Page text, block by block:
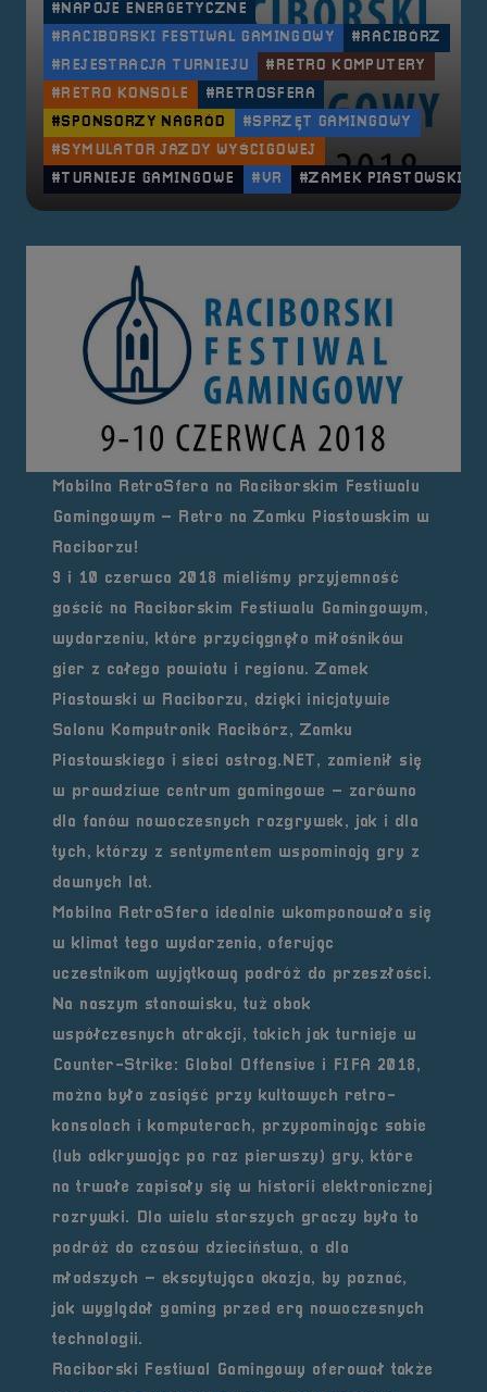
#NAPOJE ENERGETYCZNE
#RACIBORSKI FESTIWAL GAMINGOWY
#RACIBÓRZ
#REJESTRACJA TURNIEJU
#RETRO KOMPUTERY
#RETRO KONSOLE
#RETROSFERA
#SPONSORZY NAGRÓD
#SPRZĘT GAMINGOWY
#SYMULATOR JAZDY WYŚCIGOWEJ
#TURNIEJE GAMINGOWE
#VR #ZAMEK PIASTOWSKI
Mobilna RetroSfera na Raciborskim Festiwalu
Gamingowym – Retro na Zamku Piastowskim w
Raciborzu!
9 i 10 czerwca 2018 mieliśmy przyjemność
gościć na Raciborskim Festiwalu Gamingowym,
wydarzeniu, które przyciągnęło miłośników
gier z całego powiatu i regionu. Zamek
Piastowski w Raciborzu, dzięki inicjatywie
Salonu Komputronik Racibórz, Zamku
Piastowskiego i sieci ostrog.NET, zamienił się
w prawdziwe centrum gamingowe – zarówno
dla fanów nowoczesnych rozgrywek, jak i dla
tych, którzy z sentymentem wspominają gry z
dawnych lat.
Mobilna RetroSfera idealnie wkomponowała się
w klimat tego wydarzenia, oferując
uczestnikom wyjątkową podróż do przeszłości.
Na naszym stanowisku, tuż obok
współczesnych atrakcji, takich jak turnieje w
Counter-Strike: Global Offensive i FIFA 2018,
można było zasiąść przy kultowych retro-
konsolach i komputerach, przypominając sobie
(lub odkrywając po raz pierwszy) gry, które
na trwałe zapisały się w historii elektronicznej
rozrywki. Dla wielu starszych graczy była to
podróż do czasów dzieciństwa, a dla
młodszych – ekscytująca okazja, by poznać,
jak wyglądał gaming przed erą nowoczesnych
technologii.
Raciborski Festiwal Gamingowy oferował także